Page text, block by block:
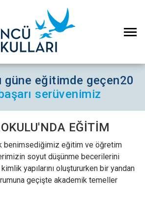
güne eğitimde geçen20
başarı serüvenimiz
EĞİTİM
benimsediğimiz eğitim ve öğretim
soyut düşünme becerilerini
yapılarını oluştururken bir yandan
geçişte akademik temeller